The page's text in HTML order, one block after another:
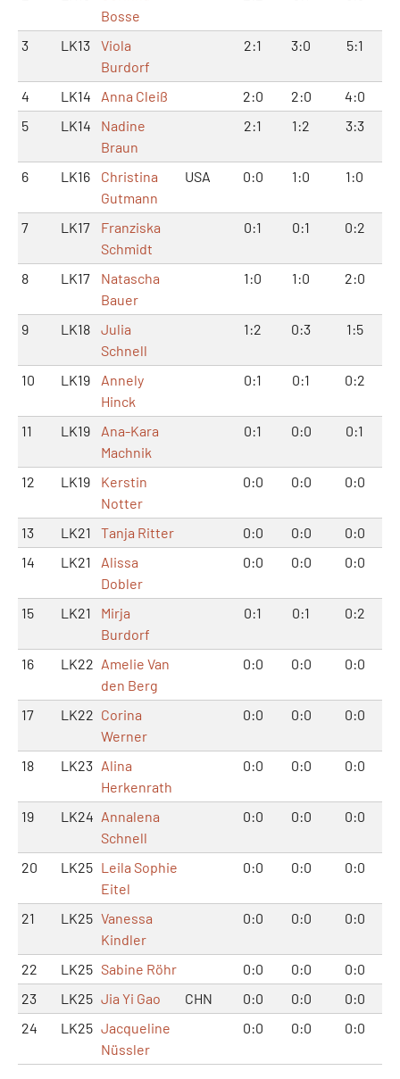
Bosse
3 LK13
Viola
Burdorf
2:1 3:0 5:1
4 LK14 Anna Cleiß 2:0 2:0
4:0
5
LK14
Nadine
Braun
2:1 1:2 3:3
6 LK16
Christina
Gutmann
USA 0:0 1:0 1:0
7 LK17
Franziska
Schmidt
0:1 0:1 0:2
8 LK17
Natascha
Bauer
1:0 1:0 2:0
9 LK18
Julia
Schnell
1:2 0:3 1:5
10 LK19
Annely
Hinck
0:1 0:1 0:2
11 LK19
Ana-Kara
Machnik
0:1 0:0 0:1
12 LK19
Kerstin
Notter
0:0 0:0 0:0
13 LK21 Tanja Ritter 0:0 0:0
0:0
14
LK21
Alissa
Dobler
0:0 0:0 0:0
15 LK21
Mirja
Burdorf
0:1 0:1 0:2
16 LK22 Amelie Van
den Berg
0:0 0:0 0:0
17 LK22 Corina
Werner
0:0 0:0 0:0
18 LK23 Alina
Herkenrath
0:0 0:0 0:0
19 LK24 Annalena
Schnell
0:0 0:0 0:0
20 LK25 Leila Sophie
Eitel
0:0 0:0 0:0
21 LK25 Vanessa
Kindler
0:0 0:0 0:0
22 LK25 Sabine Röhr 0:0 0:0
0:0
23
LK25 Jia Yi Gao CHN 0:0 0:0
0:0
24
LK25 Jacqueline
Nüssler
0:0 0:0 0:0